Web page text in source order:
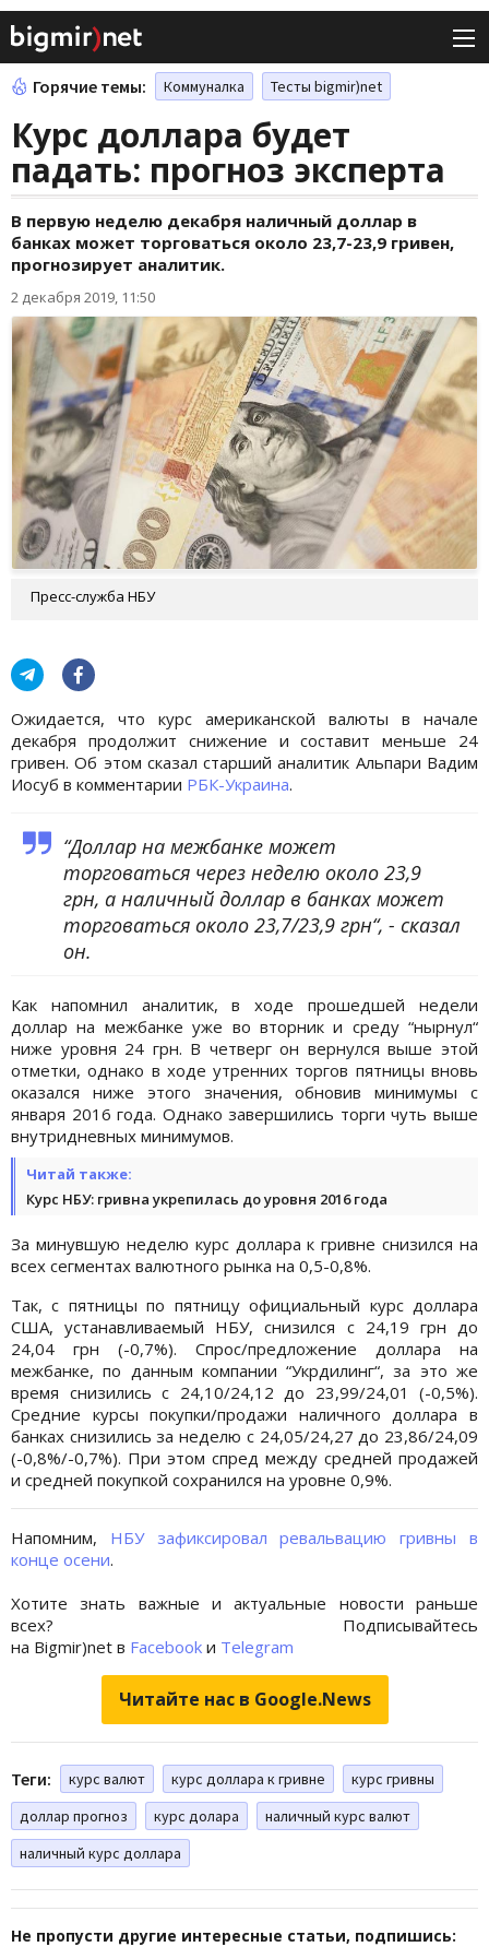
Горячие темы: Коммуналка Тесты bigmir)net
Курс доллара будет
падать: прогноз эксперта
В первую неделю декабря наличный доллар в
банках может торговаться около 23,7-23,9 гривен,
прогнозирует аналитик.
2 декабря 2019, 11:50
Пресс-служба НБУ
Ожидается, что курс американской валюты в начале
декабря продолжит снижение и составит меньше 24
гривен. Об этом сказал старший аналитик Альпари Вадим
Иосуб в комментарии РБК-Украина.
“Доллар на межбанке может
торговаться через неделю около 23,9
грн, а наличный доллар в банках может
торговаться около 23,7/23,9 грн“, - сказал
он.
Как напомнил аналитик, в ходе прошедшей недели
доллар на межбанке уже во вторник и среду “нырнул“
ниже уровня 24 грн. В четверг он вернулся выше этой
отметки, однако в ходе утренних торгов пятницы вновь
оказался ниже этого значения, обновив минимумы с
января 2016 года. Однако завершились торги чуть выше
внутридневных минимумов.
Читай также:
Курс НБУ: гривна укрепилась до уровня 2016 года
За минувшую неделю курс доллара к гривне снизился на
всех сегментах валютного рынка на 0,5-0,8%.
Так, с пятницы по пятницу официальный курс доллара
США, устанавливаемый НБУ, снизился с 24,19 грн до
24,04 грн (-0,7%). Спрос/предложение доллара на
межбанке, по данным компании “Укрдилинг“, за это же
время снизились с 24,10/24,12 до 23,99/24,01 (-0,5%).
Средние курсы покупки/продажи наличного доллара в
банках снизились за неделю с 24,05/24,27 до 23,86/24,09
(-0,8%/-0,7%). При этом спред между средней продажей
и средней покупкой сохранился на уровне 0,9%.
Напомним, НБУ зафиксировал ревальвацию гривны в
конце осени.
Хотите знать важные и актуальные новости раньше
всех? Подписывайтесь
на Bigmir)net в Facebook и Telegram
Читайте нас в Google.News
Теги: курс валют курс доллара к гривне
курс гривны
доллар прогноз
курс долара
наличный курс валют
наличный курс доллара
Не пропусти другие интересные статьи, подпишись: